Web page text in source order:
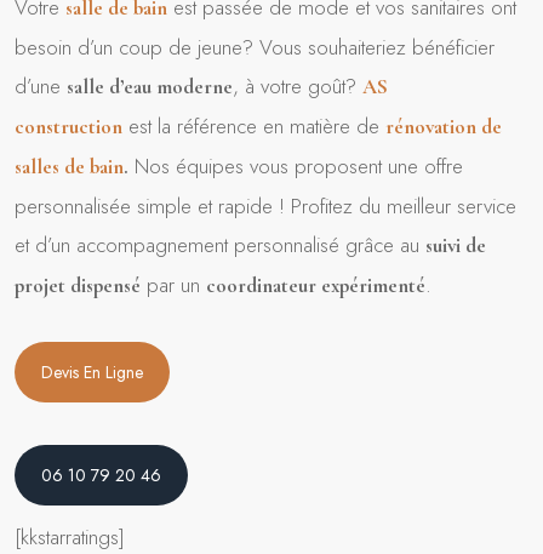
Votre salle de bain est passée de mode et vos sanitaires ont
besoin d’un coup de jeune? Vous souhaiteriez bénéficier
d’une salle d’eau moderne, à votre goût?AS
construction est la référence en matière de rénovation de
salles de bain. Nos équipes vous proposent une offre
personnalisée simple et rapide ! Profitez du meilleur service
et d’un accompagnement personnalisé grâce au suivi de
projet dispensé par un coordinateur expérimenté.
Devis En Ligne
06 10 79 20 46
[kkstarratings]